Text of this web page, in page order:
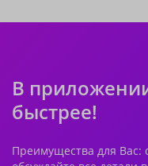
В
быстрее!
Преимущества для Вас: